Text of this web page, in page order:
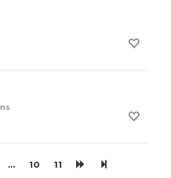
… 10 11